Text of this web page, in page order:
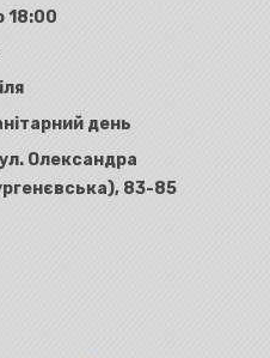
18:00
день
Олександра
83-85